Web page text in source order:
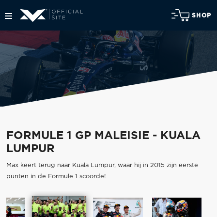
SHOP
FORMULE 1 GP MALEISIE - KUALA
LUMPUR
Max keert terug naar Kuala Lumpur, waar hij in 2015 zijn eerste
punten in de Formule 1 scoorde!